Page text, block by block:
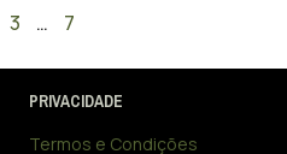
3 … 7
PRIVACIDADE
Termos e Condições